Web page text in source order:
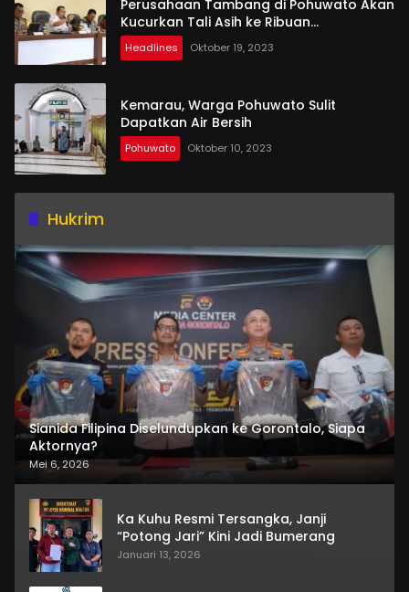
Perusahaan Tambang di Pohuwato Akan
Kucurkan Tali Asih ke Ribuan
Penambang
Headlines Oktober 19, 2023
Kemarau, Warga Pohuwato Sulit
Dapatkan Air Bersih
Pohuwato Oktober 10, 2023
Hukrim
Sianida Filipina Diselundupkan ke Gorontalo, Siapa
Aktornya?
Mei 6, 2026
Ka Kuhu Resmi Tersangka, Janji
“Potong Jari” Kini Jadi Bumerang
Januari 13, 2026